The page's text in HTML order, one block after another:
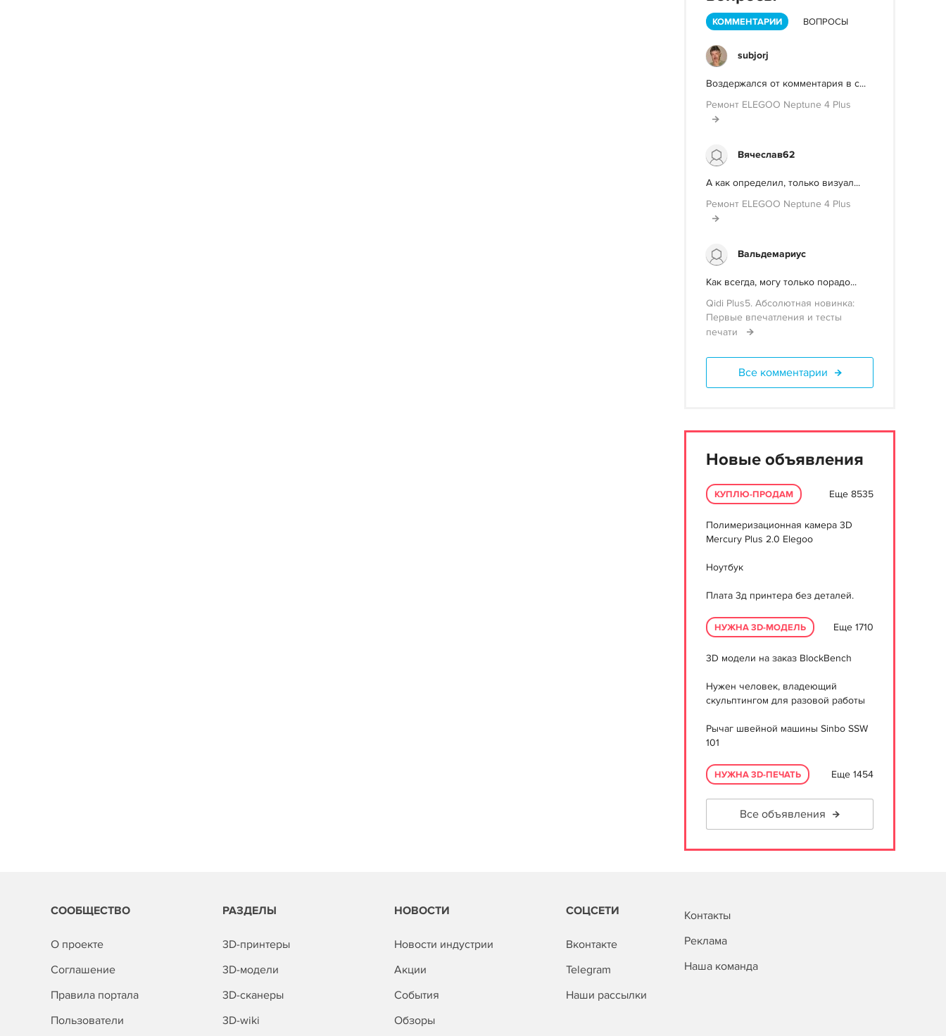
КОММЕНТАРИИ ВОПРОСЫ
subjorj
Воздержался от комментария в с...
Ремонт ELEGOO Neptune 4 Plus
Вячеслав62
А как определил, только визуал...
Ремонт ELEGOO Neptune 4 Plus
Вальдемариус
Как всегда, могу только порадо...
Qidi Plus5. Абсолютная новинка:
Первые впечатления и тесты
печати
Все комментарии
Новые объявления
КУПЛЮ-ПРОДАМ Еще 8535
Полимеризационная камера 3D
Mercury Plus 2.0 Elegoo
Ноутбук
Плата 3д принтера без деталей.
НУЖНА 3D-МОДЕЛЬ Еще 1710
3D модели на заказ BlockBench
Нужен человек, владеющий
скульптингом для разовой работы
Рычаг швейной машины Sinbo SSW
101
НУЖНА 3D-ПЕЧАТЬ Еще 1454
Все объявления
СООБЩЕСТВО
О проекте
Соглашение
Правила портала
Пользователи
РАЗДЕЛЫ
3D-принтеры
3D-модели
3D-сканеры
3D-wiki
НОВОСТИ
Новости индустрии
Акции
События
Обзоры
СОЦСЕТИ
Вконтакте
Telegram
Наши рассылки
Контакты
Реклама
Наша команда